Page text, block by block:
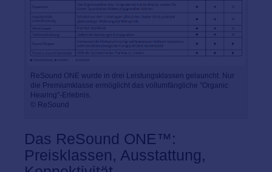
ReSound ONE wurde in drei Leistungsklassen gelauncht. Nur
die Premiumklasse ermöglicht das vollumfängliche "Organic
Hearing"-Erlebnis.
© ReSound
Das ReSound ONE™:
Preisklassen, Ausstattung,